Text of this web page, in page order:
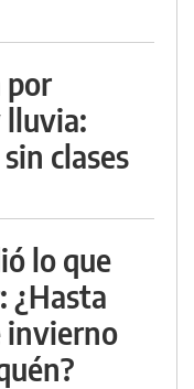
por
lluvia:
clases
lo que
¿Hasta
invierno